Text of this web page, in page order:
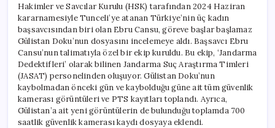
Hakimler ve Savcılar Kurulu (HSK) tarafından 2024 Haziran
kararnamesiyle Tunceli’ye atanan Türkiye’nin üç kadın
başsavcısından biri olan Ebru Cansu, göreve başlar başlamaz
Gülistan Doku’nun dosyasını incelemeye aldı. Başsavcı Ebru
Cansu’nun talimatıyla özel bir ekip kuruldu. Bu ekip, ‘Jandarma
Dedektifleri’ olarak bilinen Jandarma Suç Araştırma Timleri
(JASAT) personelinden oluşuyor. Gülistan Doku’nun
kaybolmadan önceki gün ve kaybolduğu güne ait tüm güvenlik
kamerası görüntüleri ve PTS kayıtları toplandı. Ayrıca,
Gülistan’a ait yeni görüntülerin de bulunduğu toplamda 700
saatlik güvenlik kamerası kaydı dosyaya eklendi.